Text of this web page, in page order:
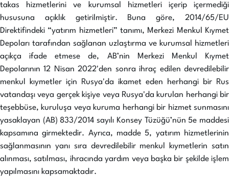
takas hizmetlerini ve kurumsal hizmetleri içerip içermediği
hususuna açıklık getirilmiştir. Buna göre, 2014/65/EU
Direktifindeki “yatırım hizmetleri” tanımı, Merkezi Menkul Kıymet
Depoları tarafından sağlanan uzlaştırma ve kurumsal hizmetleri
açıkça ifade etmese de, AB’nin Merkezi Menkul Kıymet
Depolarının 12 Nisan 2022'den sonra ihraç edilen devredilebilir
menkul kıymetler için Rusya'da ikamet eden herhangi bir Rus
vatandaşı veya gerçek kişiye veya Rusya'da kurulan herhangi bir
teşebbüse, kuruluşa veya kuruma herhangi bir hizmet sunmasını
yasaklayan (AB) 833/2014 sayılı Konsey Tüzüğü’nün 5e maddesi
kapsamına girmektedir. Ayrıca, madde 5, yatırım hizmetlerinin
sağlanmasının yanı sıra devredilebilir menkul kıymetlerin satın
alınması, satılması, ihracında yardım veya başka bir şekilde işlem
yapılmasını kapsamaktadır.